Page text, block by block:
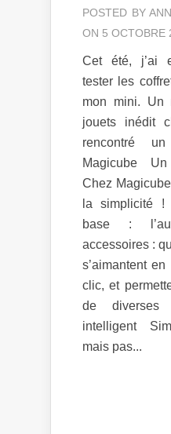
POSTED BY
ON 5 OCTOBRE
Cet été, j’ai
tester les
mon mini. Un
jouets inédit
rencontré
Magicube
Chez
la simplicité
base :
accessoires :
s’aimantent
clic, et
de diverses
intelligent
mais pas...